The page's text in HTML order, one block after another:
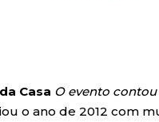
Casa O evento
o ano de 2012 com